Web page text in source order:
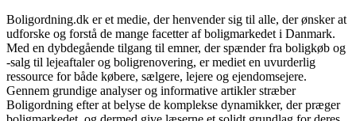
Boligordning.dk er et medie, der henvender sig til alle, der ønsker at
udforske og forstå de mange facetter af boligmarkedet i Danmark.
Med en dybdegående tilgang til emner, der spænder fra boligkøb og
-salg til lejeaftaler og boligrenovering, er mediet en uvurderlig
ressource for både købere, sælgere, lejere og ejendomsejere.
Gennem grundige analyser og informative artikler stræber
Boligordning efter at belyse de komplekse dynamikker, der præger